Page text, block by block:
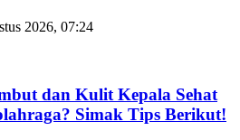
2026, 07:24
dan Kulit Kepala Sehat
Simak Tips Berikut!